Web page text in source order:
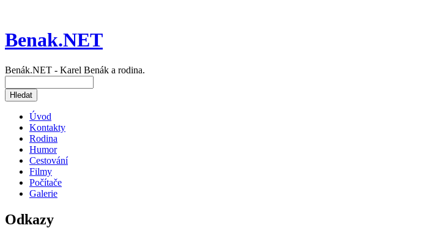
Benak.NET
Benák.NET - Karel Benák a rodina.
Úvod
Kontakty
Rodina
Humor
Cestování
Filmy
Počítače
Galerie
Odkazy